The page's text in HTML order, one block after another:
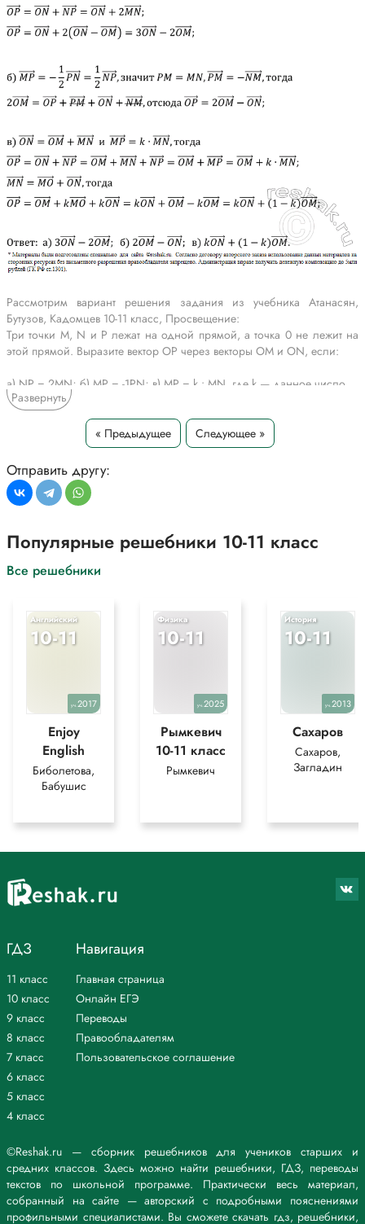
Рассмотрим вариант решения задания из учебника Атанасян,
Бутузов, Кадомцев 10-11 класс, Просвещение:
Три точки M, N и P лежат на одной прямой, а точка 0 не лежит на
этой прямой. Выразите вектор OP через векторы OM и ON, если:
а) NP = 2MN; б) MP = -1PN; в) MP = k • MN, где k — данное число.
*Текст задания приводится исключительно в образовательных целях
для более полного понимания решения.
Развернуть
« Предыдущее Следующее »
Отправить другу:
Популярные решебники 10-11 класс
Все решебники
Английский
10-11
уч.2017
Enjoy
English
Биболетова,
Бабушис
Физика
10-11
уч.2025
Рымкевич
10-11 класс
Рымкевич
История
10-11
уч.2013
Сахаров
Сахаров,
Загладин
©Reshak.ru — сборник решебников для учеников старших и
средних классов. Здесь можно найти решебники, ГДЗ, переводы
текстов по школьной программе. Практически весь материал,
собранный на сайте — авторский с подробными пояснениями
профильными специалистами. Вы сможете скачать гдз, решебники,
ГДЗ
11 класс
10 класс
9 класс
8 класс
7 класс
6 класс
5 класс
4 класс
Навигация
Главная страница
Онлайн ЕГЭ
Переводы
Правообладателям
Пользовательское соглашение